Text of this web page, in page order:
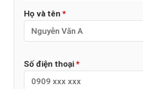
Họ và tên *
Số điện thoại *